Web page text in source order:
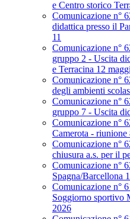
e Centro storico
Comunicazione n°
didattica presso il
11
Comunicazione n°
gruppo 2 - Uscita
e Terracina 12
Comunicazione n°
degli ambienti
Comunicazione n°
gruppo 7 - Uscita
Comunicazione n°
Camerota -
Comunicazione n°
chiusura a.s. per il
Comunicazione n°
Spagna/Barcellona
Comunicazione n°
Soggiorno sportivo
2026